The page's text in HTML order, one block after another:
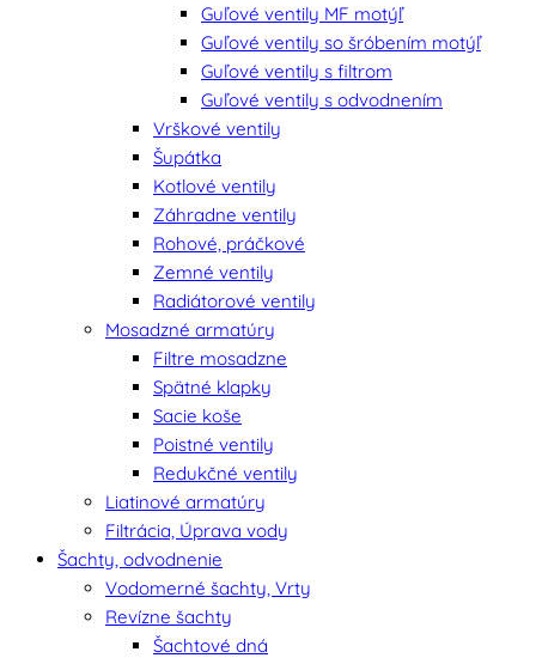
Guľové ventily MF motýľ
Guľové ventily so šróbením motýľ
Guľové ventily s filtrom
Guľové ventily s odvodnením
Vrškové ventily
Šupátka
Kotlové ventily
Záhradne ventily
Rohové, práčkové
Zemné ventily
Radiátorové ventily
Mosadzné armatúry
Filtre mosadzne
Spätné klapky
Sacie koše
Poistné ventily
Redukčné ventily
Liatinové armatúry
Filtrácia, Úprava vody
Šachty, odvodnenie
Vodomerné šachty, Vrty
Revízne šachty
Šachtové dná